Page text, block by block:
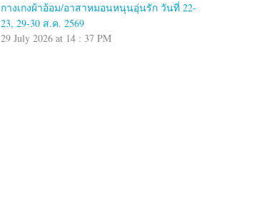
กางเกงผ้าอ้อม/อาสาหมอนหนุนอุ่นรัก วันที่ 22-
23, 29-30 ส.ค. 2569
29 July 2026 at 14 : 37 PM